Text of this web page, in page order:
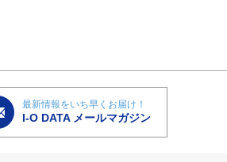
最新情報をいち早くお届け！
I-O DATA メールマガジン